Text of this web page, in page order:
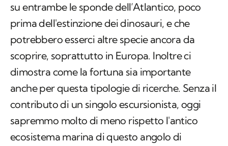
su entrambe le sponde dell’Atlantico, poco
prima dell'estinzione dei dinosauri, e che
potrebbero esserci altre specie ancora da
scoprire, soprattutto in Europa. Inoltre ci
dimostra come la fortuna sia importante
anche per questa tipologie di ricerche. Senza il
contributo di un singolo escursionista, oggi
sapremmo molto di meno rispetto l'antico
ecosistema marina di questo angolo di